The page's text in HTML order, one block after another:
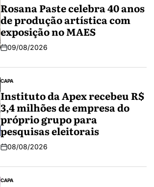
Rosana Paste celebra 40 anos
de produção artística com
exposição no MAES
09/08/2026
CAPA
Instituto da Apex recebeu R$
3,4 milhões de empresa do
próprio grupo para
pesquisas eleitorais
08/08/2026
CAPA